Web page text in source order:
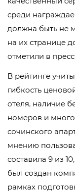
среди
должна быть не
на их странице
отметили в
В рейтинге
гибкость
отеля, наличие
номеров и
сочинского
мнению
составила 9 из
был создан
рамках